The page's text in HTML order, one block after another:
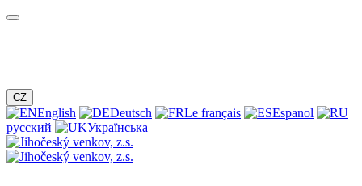
CZ
English Deutsch Le français
Espanol
русский
Українська